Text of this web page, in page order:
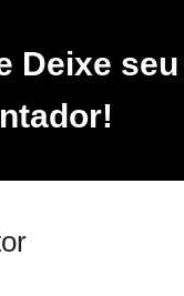
Deixe seu